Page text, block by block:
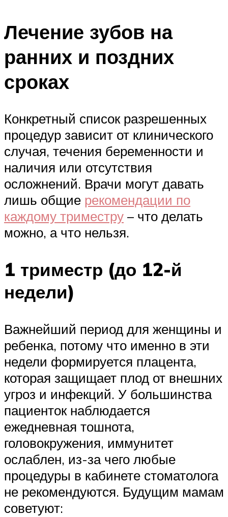
Лечение зубов на
ранних и поздних
сроках
Конкретный список разрешенных
процедур зависит от клинического
случая, течения беременности и
наличия или отсутствия
осложнений. Врачи могут давать
лишь общие рекомендации по
каждому триместру – что делать
можно, а что нельзя.
1 триместр (до 12-й
недели)
Важнейший период для женщины и
ребенка, потому что именно в эти
недели формируется плацента,
которая защищает плод от внешних
угроз и инфекций. У большинства
пациенток наблюдается
ежедневная тошнота,
головокружения, иммунитет
ослаблен, из-за чего любые
процедуры в кабинете стоматолога
не рекомендуются. Будущим мамам
советуют: